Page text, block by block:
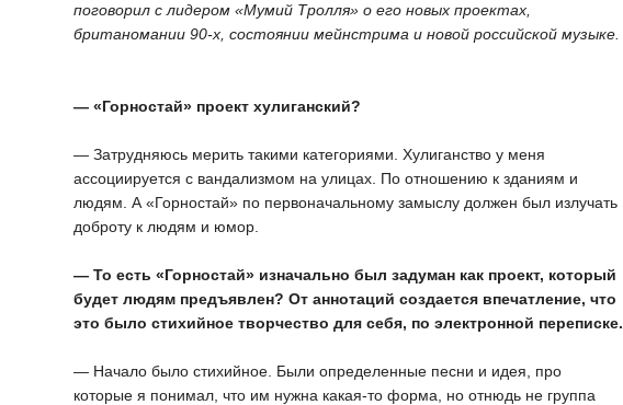
поговорил с лидером «Мумий Тролля» о его новых проектах,
британомании 90-х, состоянии мейнстрима и новой российской музыке.
— «Горностай» проект хулиганский?
— Затрудняюсь мерить такими категориями. Хулиганство у меня
ассоциируется с вандализмом на улицах. По отношению к зданиям и
людям. А «Горностай» по первоначальному замыслу должен был излучать
доброту к людям и юмор.
— То есть «Горностай» изначально был задуман как проект, который
будет людям предъявлен? От аннотаций создается впечатление, что
это было стихийное творчество для себя, по электронной переписке.
— Начало было стихийное. Были определенные песни и идея, про
которые я понимал, что им нужна какая-то форма, но отнюдь не группа